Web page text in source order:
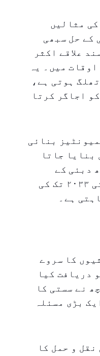
مثالیں
کے حل سبھی
علاقے اکثر
میں۔ یہ
ہوتی ہے،
اجاگر کرتا
بنائی
بنایا جاتا
دبئی کے
زبردست ترقی کے ساتھ چلنے کے قابل نہیں ہے، خاص کر شہر کی ۲۰۳۳ تک کی
ہے۔
۲۰۰۰ سے زائد رہائشیوں کا سروے
دریافت کیا
نے سستی کا
بڑی مسئلہ
نقل و حمل کا